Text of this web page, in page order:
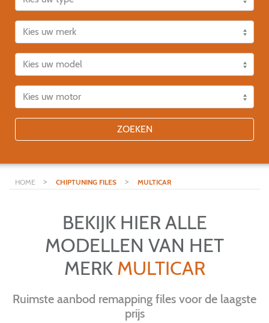
ZOEKEN
HOME > CHIPTUNING FILES > MULTICAR
BEKIJK HIER ALLE
MODELLEN VAN HET
MERK MULTICAR
Ruimste aanbod remapping files voor de laagste
prijs